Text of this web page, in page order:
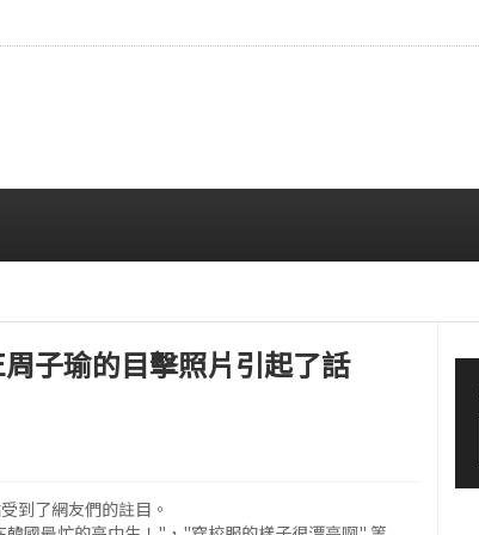
的全球影響力
子瑜的目擊照片引起了話
到了網友們的註目。